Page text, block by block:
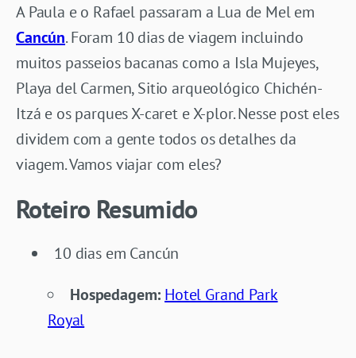
A Paula e o Rafael passaram a Lua de Mel em
Cancún. Foram 10 dias de viagem incluindo
muitos passeios bacanas como a Isla Mujeyes,
Playa del Carmen, Sitio arqueológico Chichén-
Itzá e os parques X-caret e X-plor. Nesse post eles
dividem com a gente todos os detalhes da
viagem. Vamos viajar com eles?
Roteiro Resumido
10 dias em Cancún
Hospedagem: Hotel Grand Park
Royal